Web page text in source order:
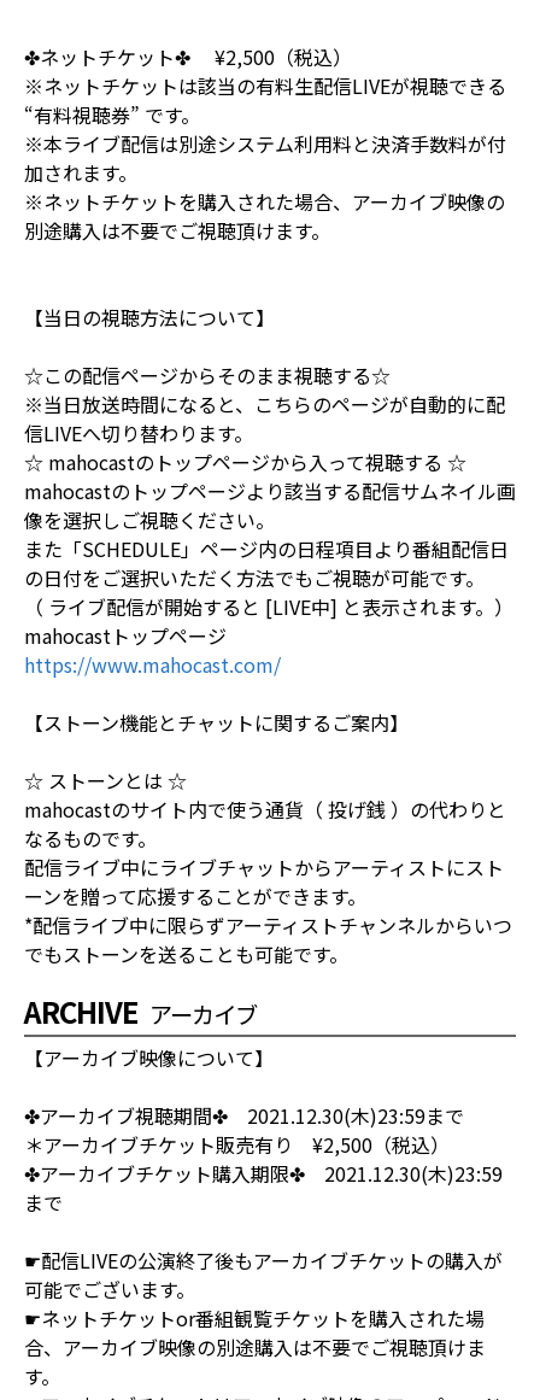
✤ネットチケット✤ ¥2,500（税込）
※ネットチケットは該当の有料生配信LIVEが視聴できる
“有料視聴券” です。
※本ライブ配信は別途システム利用料と決済手数料が付
加されます。
※ネットチケットを購入された場合、アーカイブ映像の
別途購入は不要でご視聴頂けます。
【当日の視聴方法について】
☆この配信ページからそのまま視聴する☆
※当日放送時間になると、こちらのページが自動的に配
信LIVEへ切り替わります。
☆ mahocastのトップページから入って視聴する ☆
mahocastのトップページより該当する配信サムネイル画
像を選択しご視聴ください。
また「SCHEDULE」ページ内の日程項目より番組配信日
の日付をご選択いただく方法でもご視聴が可能です。
（ ライブ配信が開始すると [LIVE中] と表示されます。）
mahocastトップページ
https://www.mahocast.com/
【ストーン機能とチャットに関するご案内】
☆ ストーンとは ☆
mahocastのサイト内で使う通貨（ 投げ銭 ）の代わりと
なるものです。
配信ライブ中にライブチャットからアーティストにスト
ーンを贈って応援することができます。
*配信ライブ中に限らずアーティストチャンネルからいつ
でもストーンを送ることも可能です。
ARCHIVE アーカイブ
【アーカイブ映像について】
✤アーカイブ視聴期間✤ 2021.12.30(木)23:59まで
＊アーカイブチケット販売有り ¥2,500（税込）
✤アーカイブチケット購入期限✤ 2021.12.30(木)23:59
まで
☛配信LIVEの公演終了後もアーカイブチケットの購入が
可能でございます。
☛ネットチケットor番組観覧チケットを購入された場
合、アーカイブ映像の別途購入は不要でご視聴頂けま
す。